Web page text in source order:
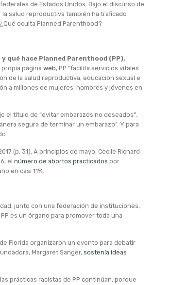
de Estados Unidos. Bajo el discurso de
la salud reproductiva también ha traficado
oculta Planned Parenthood?
y qué hace Planned Parenthood (PP).
página web, PP “facilita servicios vitales
de la salud reproductiva, educación sexual e
a millones de mujeres, hombres y jóvenes en
el título de “evitar embarazos no deseados”.
segura de terminar un embarazo”. Y para
(p. 31). A principios de mayo, Cecile Richard
el número de abortos practicados por
en casi 11%.
junto con una federación de instituciones,
es un órgano para promover toda una
Florida organizaron un evento para debatir
Margaret Sanger, sostenía ideas
prácticas racistas de PP continúan, porque